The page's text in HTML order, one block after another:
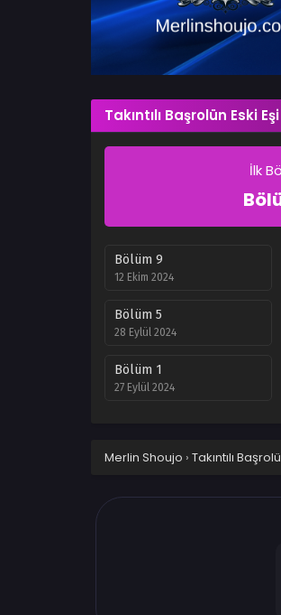
Takıntılı Başrolün Eski
İlk
Bölüm 9
12 Ekim 2024
Bölüm 5
28 Eylül 2024
Bölüm 1
27 Eylül 2024
Merlin Shoujo › Takıntılı